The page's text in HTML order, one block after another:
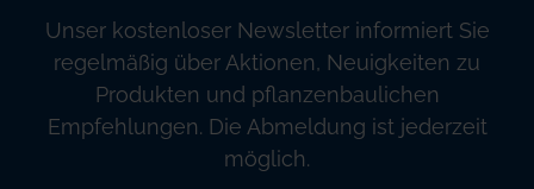
Unser kostenloser Newsletter informiert Sie
regelmäßig über Aktionen, Neuigkeiten zu
Produkten und pflanzenbaulichen
Empfehlungen. Die Abmeldung ist jederzeit
möglich.